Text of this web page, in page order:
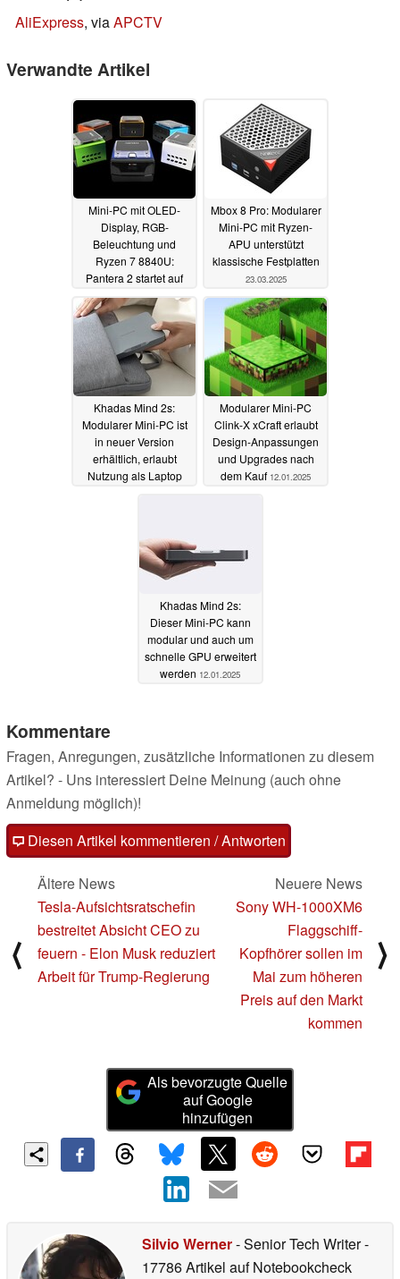
AliExpress, viaAPCTV
Verwandte Artikel
Mini-PC mit OLED-
Display, RGB-
Beleuchtung und
Ryzen 7 8840U:
Pantera 2 startet auf
Kickstarter30.04.2025
Mbox 8 Pro: Modularer
Mini-PC mit Ryzen-
APU unterstützt
klassische Festplatten
23.03.2025
Khadas Mind 2s:
Modularer Mini-PC ist
in neuer Version
erhältlich, erlaubt
Nutzung als Laptop
Modularer Mini-PC
Clink-X xCraft erlaubt
Design-Anpassungen
und Upgrades nach
dem Kauf 12.01.2025
Khadas Mind 2s:
Dieser Mini-PC kann
modular und auch um
schnelle GPU erweitert
werden 12.01.2025
Kommentare
Fragen, Anregungen, zusätzliche Informationen zu diesem
Artikel? - Uns interessiert Deine Meinung (auch ohne
Anmeldung möglich)!
Diesen Artikel kommentieren / Antworten
⟨
Ältere News
Tesla-Aufsichtsratschefin
bestreitet Absicht CEO zu
feuern - Elon Musk reduziert
Arbeit für Trump-Regierung
Neuere News
Sony WH-1000XM6
Flaggschiff-
Kopfhörer sollen im
Mai zum höheren
Preis auf den Markt
kommen
⟩
Als bevorzugte Quelle
auf Google
hinzufügen
Silvio Werner- Senior Tech Writer-
17786 Artikel auf Notebookcheck